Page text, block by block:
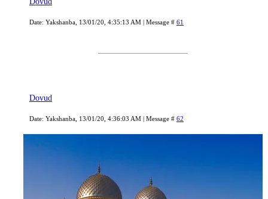
Date: Yakshanba, 13/01/20, 4:35:13 AM | Message # 61
Dovud
Date: Yakshanba, 13/01/20, 4:36:03 AM | Message # 62